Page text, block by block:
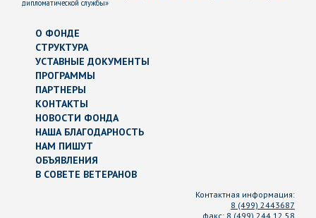
дипломатической службы»
О ФОНДЕ
СТРУКТУРА
УСТАВНЫЕ ДОКУМЕНТЫ
ПРОГРАММЫ
ПАРТНЕРЫ
КОНТАКТЫ
НОВОСТИ ФОНДА
НАША БЛАГОДАРНОСТЬ
НАМ ПИШУТ
ОБЪЯВЛЕНИЯ
В СОВЕТЕ ВЕТЕРАНОВ
Контактная информация:
8 (499) 2443687
факс: 8 (499) 244 12 58